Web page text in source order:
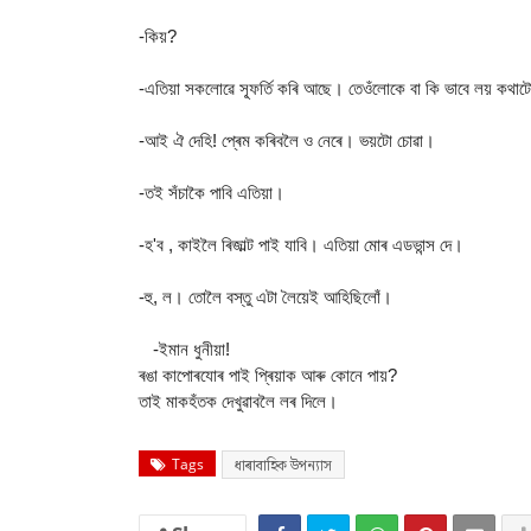
-কিয়?
-এতিয়া সকলোৱে স্ফূৰ্তি কৰি আছে। তেওঁলোকে বা কি ভাবে লয়
-আই ঐ দেহি! প্ৰেম কৰিবলৈ ও নেৰে। ভয়টো চোৱা।
-তই সঁচাকৈ পাবি এতিয়া।
-হ'ব , কাইলৈ ৰিজাল্ট পাই যাবি। এতিয়া মোৰ এডভান্স দে।
-হু, ল। তোলৈ বস্তু এটা লৈয়েই আহিছিলোঁ।
-ইমান ধুনীয়া!
ৰঙা কাপোৰযোৰ পাই প্ৰিয়াক আৰু কোনে পায়?
তাই মাকহঁতক দেখুৱাবলৈ লৰ দিলে।
Tags ধাৰাবাহিক উপন্যাস